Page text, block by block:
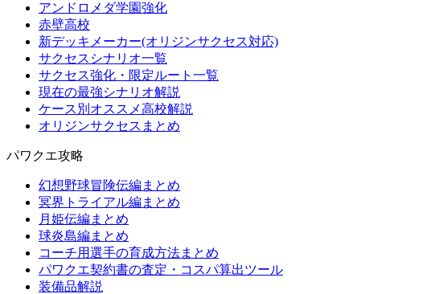
アンドロメダ学園強化
赤壁高校
新デッキメーカー(オリジンサクセス対応)
サクセスシナリオ一覧
サクセス強化・限定ルート一覧
現在の最強シナリオ解説
ケース別オススメ高校解説
オリジンサクセスまとめ
パワクエ攻略
幻想野球冒険伝編まとめ
冥界トライアル編まとめ
月姫伝編まとめ
球炎島編まとめ
コーチ用選手の育成方法まとめ
パワクエ契約書の査定・コスパ算出ツール
装備品解説